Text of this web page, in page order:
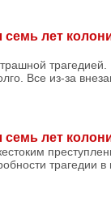
лет
Все из-за
лет
трагедии